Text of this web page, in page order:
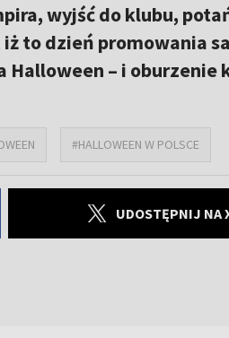
wyjść do klubu,
iż to dzień promowania
– i oburzenie
#HALLOWEEN W POLSCE
UDOSTĘPNIJ NA